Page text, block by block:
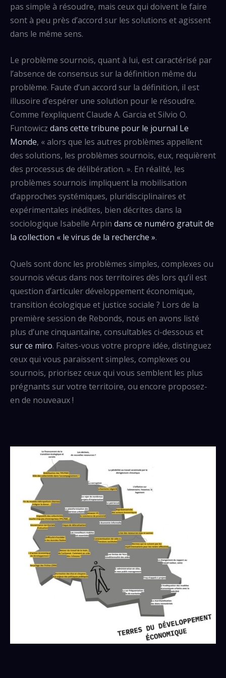
pas simple à résoudre, mais ceux qui doivent le faire
sont à peu près d’accord sur les solutions et agissent
dans le même sens.
Le problème sournois, quant à lui, est caractérisé par
l’absence de consensus sur la définition même du
problème. Faute d’un accord sur la définition, il est
illusoire d’espérer une solution pour le résoudre.
Comme l’expliquent Claude A. Garcia et Silvio O.
Funtowicz dans cette tribune pour le journal Le
Monde, « alors que les autres problèmes appellent
des solutions, les problèmes sournois, eux, requièrent
des processus de délibération. ». En réalité, les
problèmes sournois impliquent la mobilisation
d’approches systémiques, pluridisciplinaires et
expérimentales inédites, bien décrites dans la
sociologique Isabelle Arpin dans ce numéro gratuit de
la collection « le virus de la recherche ».
Quels sont donc les problèmes simples, complexes ou
sournois vécus dans nos territoires dès lors qu’il est
question d’articuler développement économique,
transition écologique et justice sociale ? Lors de la
première session de Rebonds, nous en avons listé
plus d’une cinquantaine, consultables ci-dessous et
sur ce miro. Faites-vous votre propre idée, distinguez
ceux qui vous paraissent simples, complexes ou
sournois, priorisez ceux qui vous semblent les plus
prégnants sur votre territoire, ou encore proposez-
en de nouveaux !